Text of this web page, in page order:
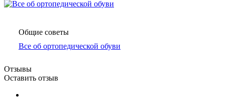
Общие советы
Все об ортопедической обуви
Отзывы
Оставить отзыв